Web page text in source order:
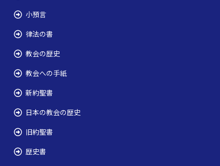
小預言
律法の書
教会の歴史
教会への手紙
新約聖書
日本の教会の歴史
旧約聖書
歴史書